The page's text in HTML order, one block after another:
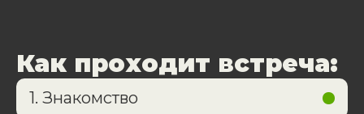
Как проходит встреча:
1. Знакомство